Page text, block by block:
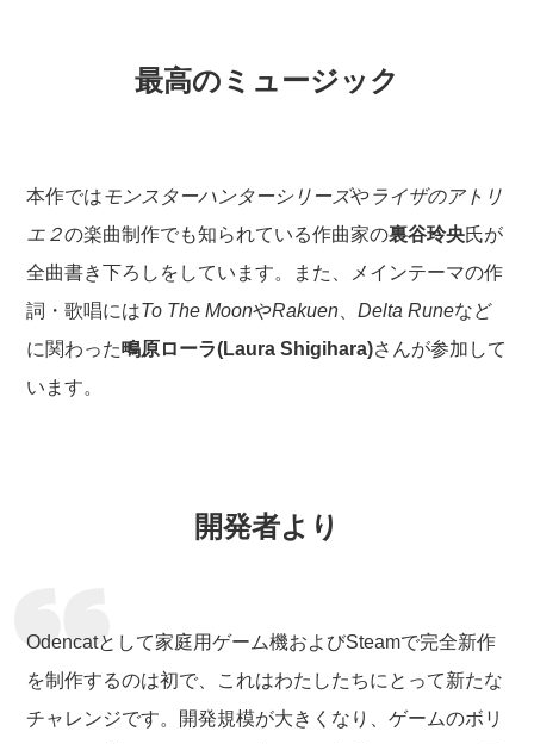
最高のミュージック
本作ではモンスターハンターシリーズやライザのアトリ
エ２の楽曲制作でも知られている作曲家の裏谷玲央氏が
全曲書き下ろしをしています。また、メインテーマの作
詞・歌唱にはTo The MoonやRakuen 、Delta Runeなど
に関わった鴫原ローラ(Laura Shigihara)さんが参加して
います。
開発者より
Odencatとして家庭用ゲーム機およびSteamで完全新作
を制作するのは初で、これはわたしたちにとって新たな
チャレンジです。開発規模が大きくなり、ゲームのボリ